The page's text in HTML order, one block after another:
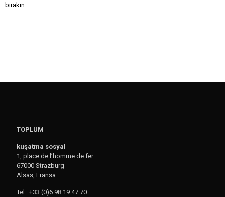
bırakın.
TOPLUM
kuşatma sosyal
1, place de l’homme de fer
67000 Strazburg
Alsas, Fransa
Tel : +33 (0)6 98 19 47 70